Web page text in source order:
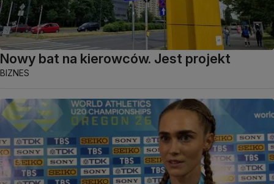
Nowy bat na kierowców. Jest projekt
BIZNES